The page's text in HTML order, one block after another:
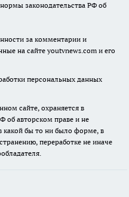
законодательства РФ об
за комментарии и
на сайте youtvnews.com и его
персональных данных
сайте, охраняется в
об авторском праве и не
какой бы то ни было форме, в
переработке не иначе